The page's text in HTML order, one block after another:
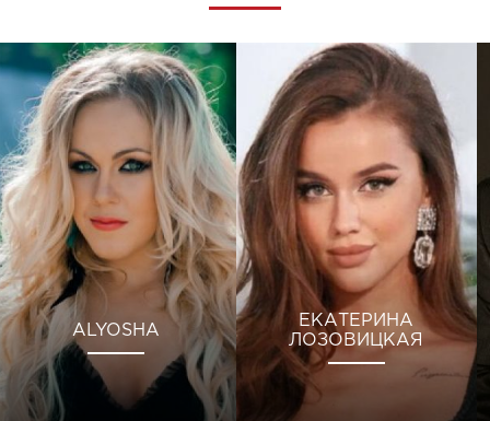
ALYOSHA
ЕКАТЕРИНА
ЛОЗОВИЦКАЯ